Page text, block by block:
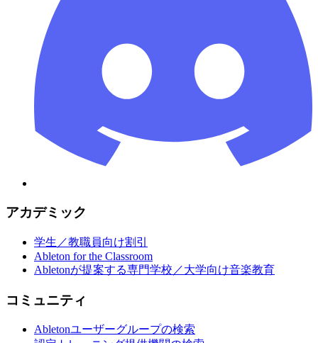
アカデミック
学生／教職員向け割引
Ableton for the Classroom
Abletonが提案する専門学校／大学向け音楽教育
コミュニティ
Abletonユーザーグループの検索